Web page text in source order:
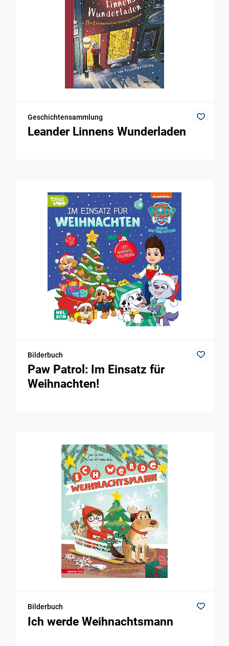
Geschichtensammlung
Leander Linnens Wunderladen
Bilderbuch
Paw Patrol: Im Einsatz für
Weihnachten!
Bilderbuch
Ich werde Weihnachtsmann